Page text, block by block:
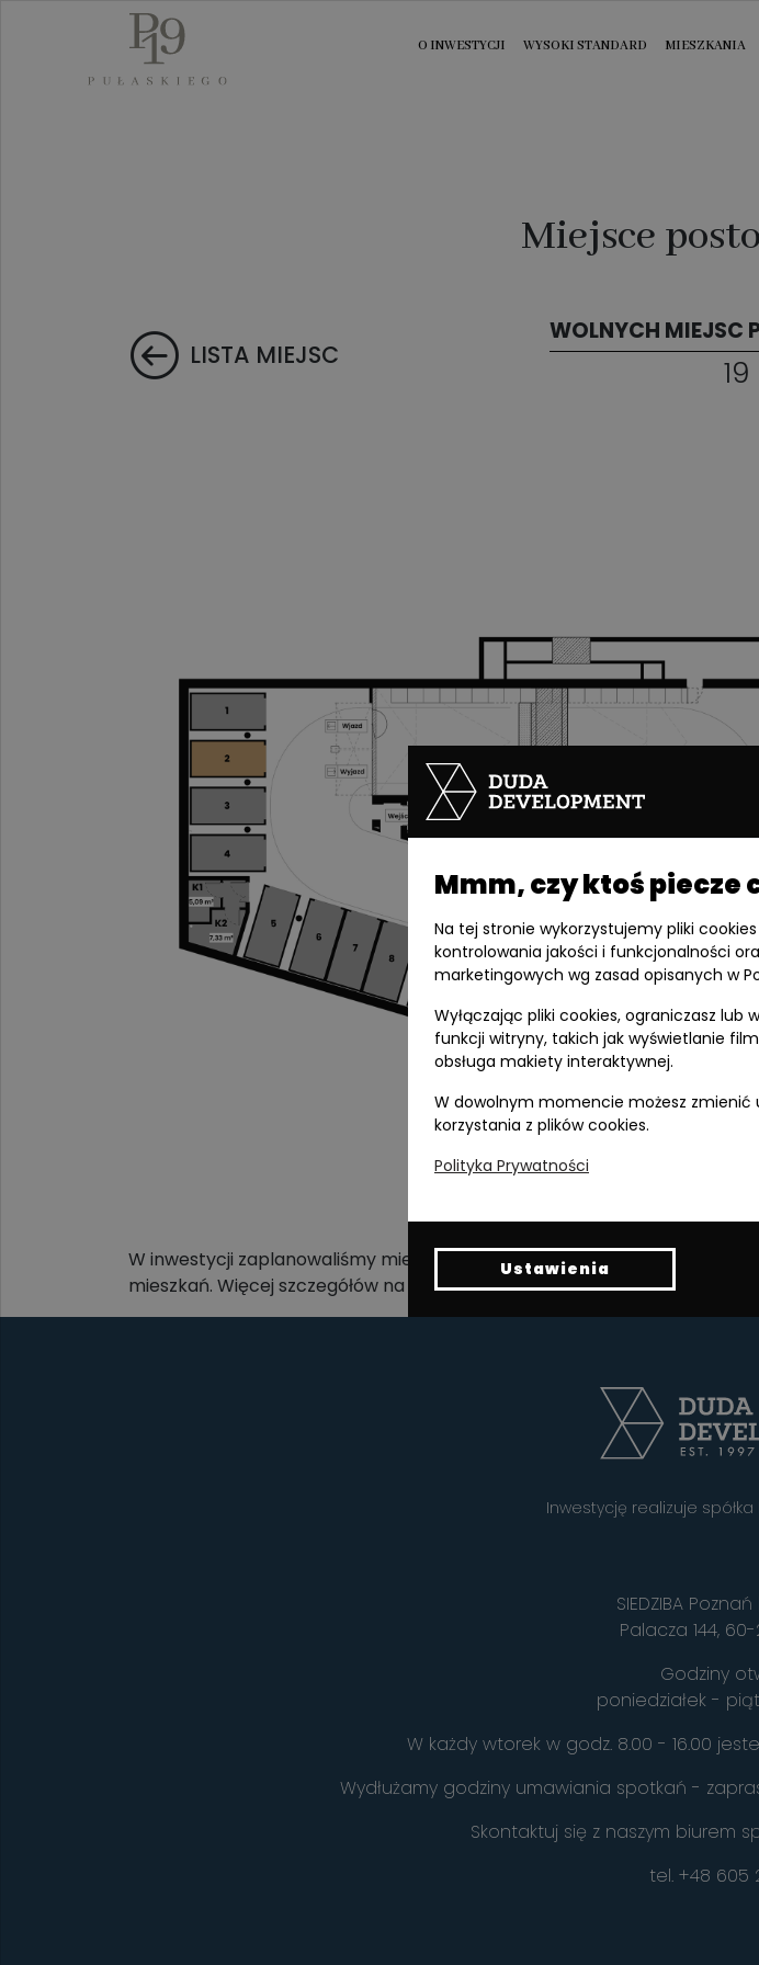
Mmm, czy ktoś piecze
Na tej stronie wykorzystujemy pliki
kontrolowania jakości i funkcjonalności
marketingowych wg zasad opisanych w
Wyłączając pliki cookies, ograniczasz lub
funkcji witryny, takich jak wyświetlanie
obsługa makiety interaktywnej.
W dowolnym momencie możesz zmienić
korzystania z plików cookies.
Polityka Prywatności
Ustawienia
O INWESTYCJI WYSOKI STANDARD MIESZKANIA
Miejsce
LISTA MIEJSC
WOLNYCH MIEJSC
19
W inwestycji zaplanowaliśmy miejsca postojowe dla mieszkańców. Ich
mieszkań. Więcej szczegółów na ten temat można uzyskać w biurze
Inwestycję realizuje spółka
SIEDZIBA Poznań
Palacza 144,
Godziny
poniedziałek -
W każdy wtorek w godz. 8.00 - 16.00
Wydłużamy godziny umawiania spotkań -
Skontaktuj się z naszym biurem
tel. +48 605